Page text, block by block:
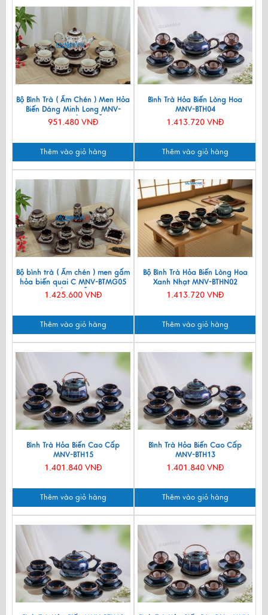
Bộ Bình Trà ( Ấm Chén ) Men Hỏa
Biến Dáng Minh Long MNV-
BTMG02 (HÀNG ĐẶT)
951.480 VNĐ
Thêm vào giỏ hàng
Bình Trà Hỏa Biến Lòng Hoa
MNV-BTH04
1.413.720 VNĐ
Thêm vào giỏ hàng
Bộ bình trà ( Ấm chén ) men gấm
hỏa biến quai C MNV-BTMG05
(HÀNG ĐẶT)
1.425.600 VNĐ
Thêm vào giỏ hàng
Bộ Bình Trà Hỏa Biến Lòng Hoa
Xanh Nhạt MNV-BTHN02
1.413.720 VNĐ
Thêm vào giỏ hàng
Bình Trà Hỏa Biến Cao Cấp
MNV-BTH15
1.401.840 VNĐ
Thêm vào giỏ hàng
Bình Trà Hỏa Biến Cao Cấp
MNV-BTH13
1.401.840 VNĐ
Thêm vào giỏ hàng